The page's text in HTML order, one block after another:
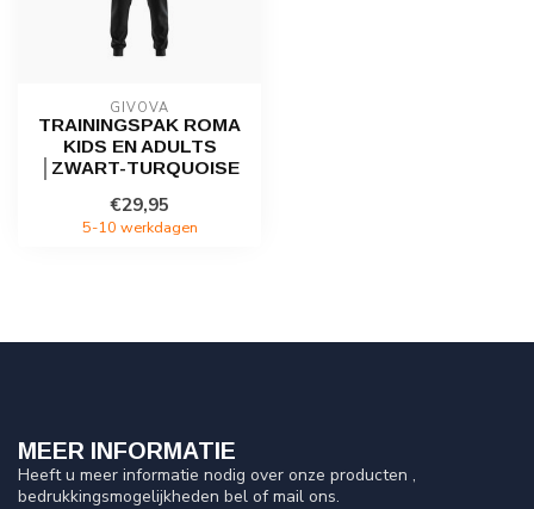
GIVOVA
TRAININGSPAK ROMA
KIDS EN ADULTS
│ZWART-TURQUOISE
€29,95
5-10 werkdagen
MEER INFORMATIE
Heeft u meer informatie nodig over onze producten ,
bedrukkingsmogelijkheden bel of mail ons.